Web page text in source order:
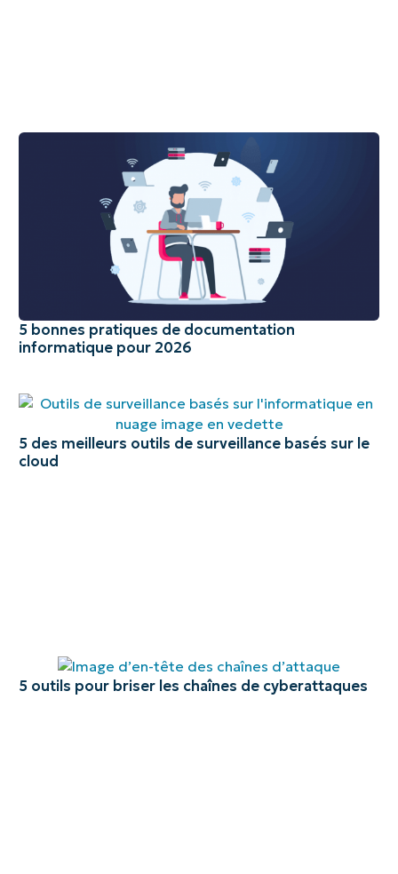
5 bonnes pratiques de documentation
informatique pour 2026
5 des meilleurs outils de surveillance basés sur le
cloud
5 outils pour briser les chaînes de cyberattaques